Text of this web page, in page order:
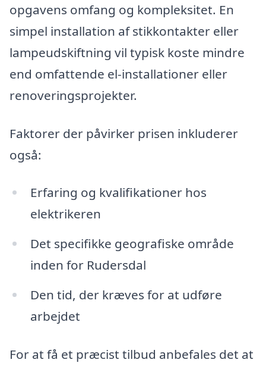
opgavens omfang og kompleksitet. En
simpel installation af stikkontakter eller
lampeudskiftning vil typisk koste mindre
end omfattende el-installationer eller
renoveringsprojekter.
Faktorer der påvirker prisen inkluderer
også:
Erfaring og kvalifikationer hos
elektrikeren
Det specifikke geografiske område
inden for Rudersdal
Den tid, der kræves for at udføre
arbejdet
For at få et præcist tilbud anbefales det at